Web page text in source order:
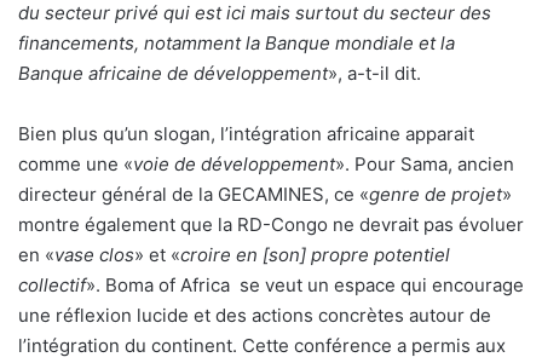
du secteur privé qui est ici mais surtout du secteur des
financements, notamment la Banque mondiale et la
Banque africaine de développement», a-t-il dit.
Bien plus qu’un slogan, l’intégration africaine apparait
comme une «voie de développement». Pour Sama, ancien
directeur général de la GECAMINES, ce «genre de projet»
montre également que la RD-Congo ne devrait pas évoluer
en «vase clos» et «croire en [son] propre potentiel
collectif». Boma of Africa se veut un espace qui encourage
une réflexion lucide et des actions concrètes autour de
l’intégration du continent. Cette conférence a permis aux